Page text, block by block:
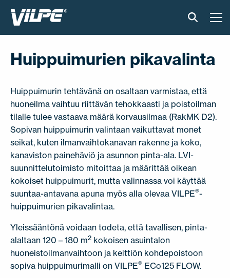
RATKAISUT
ASENNUS JA MATERIAALIT
AJANKOHTAISTA
VASTUULLISUUS
YRITYS
EN FI USA PL SV SV-FI LT LV ET UK
Huippuimurien pikavalinta
Huippuimurin tehtävänä on osaltaan varmistaa, että
huoneilma vaihtuu riittävän tehokkaasti ja poistoilman
tilalle tulee vastaava määrä korvausilmaa (RakMK D2).
Sopivan huippuimurin valintaan vaikuttavat monet
seikat, kuten ilmanvaihtokanavan rakenne ja koko,
kanaviston painehäviö ja asunnon pinta-ala. LVI-
suunnittelutoimisto mitoittaa ja määrittää oikean
kokoiset huippuimurit, mutta valinnassa voi käyttää
suuntaa-antavana apuna myös alla olevaa VILPE®-
huippuimurien pikavalintaa.
Yleissääntönä voidaan todeta, että tavallisen, pinta-
alaltaan 120 – 180 m2 kokoisen asuintalon
huoneistoilmanvaihtoon ja keittiön kohdepoistoon
sopiva huippuimurimalli on VILPE® ECo125 FLOW.